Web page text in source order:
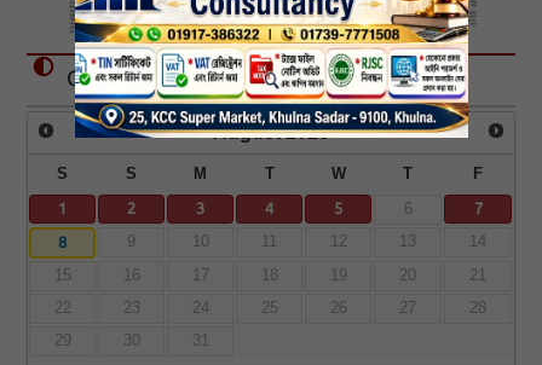
Calender
August 2026
S S M T W T F
1 2 3 4 5 6
7
8
9 10 11 12 13
14
15
16 17 18 19 20
21
22
23 24 25 26 27
28
29
30 31